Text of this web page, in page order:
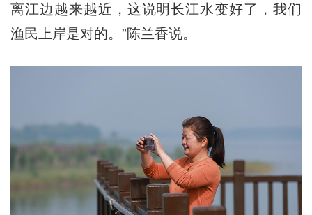
离江边越来越近，这说明长江水变好了，我们
渔民上岸是对的。”陈兰香说。